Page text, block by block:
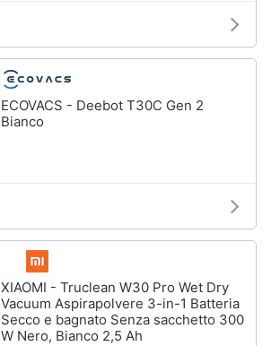
ECOVACS - Deebot T30C Gen 2
Bianco
XIAOMI - Truclean W30 Pro Wet Dry
Vacuum Aspirapolvere 3-in-1 Batteria
Secco e bagnato Senza sacchetto 300
W Nero, Bianco 2,5 Ah